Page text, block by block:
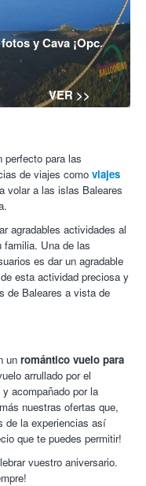
y Cava ¡Opc.
VER >>
perfecto para las
de viajes como viajes
volar a las islas Baleares
agradables actividades al
familia. Una de las
es dar un agradable
esta actividad preciosa y
de Baleares a vista de
un romántico vuelo para
arrullado por el
acompañado por la
nuestras ofertas que,
de la experiencias así
que te puedes permitir!
vuestro aniversario.